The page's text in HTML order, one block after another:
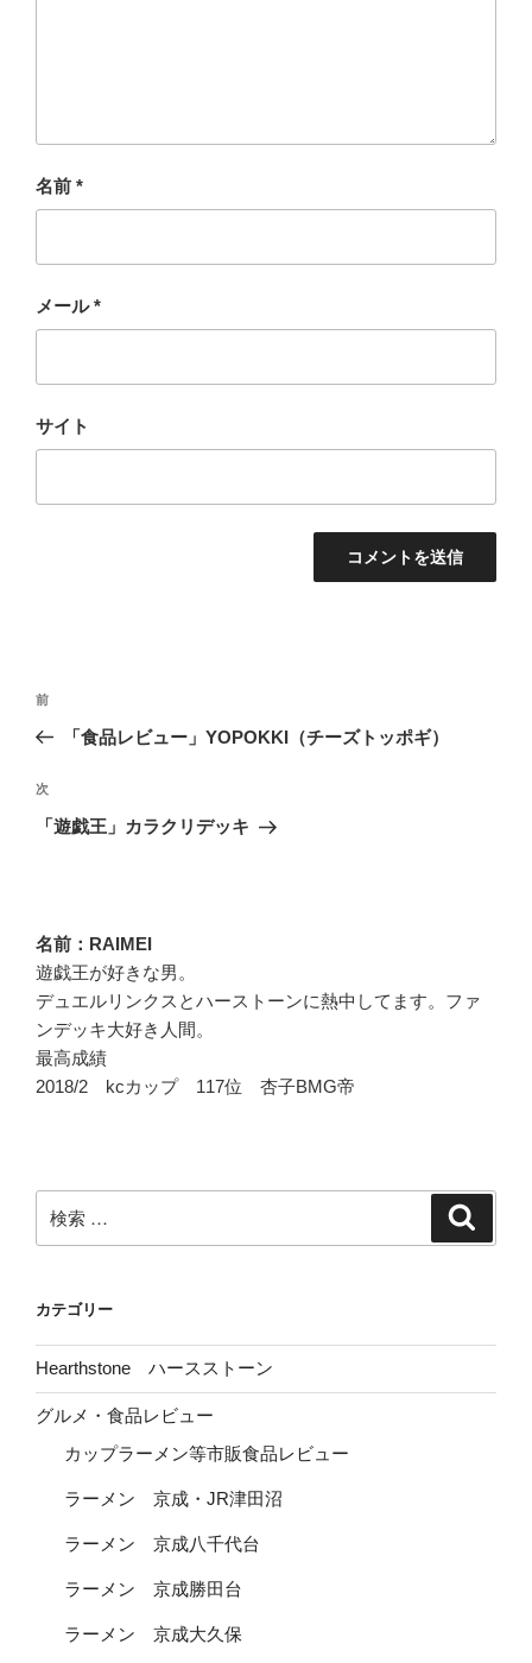
名前 *
メール*
サイト
投
ビ
ゲ
ン
過
去
投
稿
前
「食品レビュー」YOPOKKI（チーズトッポギ）
次
の
次
「遊戯王」カラクリデッキ
名前：RAIMEI
遊戯王が好きな男。
デュエルリンクスとハーストーンに熱中してます。ファ
ンデッキ大好き人間。
最高成績
2018/2 kcカップ 117位 杏子BMG帝
索:
カテゴリー
Hearthstone ハースストーン
グルメ・食品レビュー
カップラーメン等市販食品レビュー
ラーメン 京成・JR津田沼
ラーメン 京成八千代台
ラーメン 京成勝田台
ラーメン 京成大久保